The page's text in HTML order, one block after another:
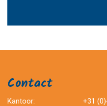
Contact
Kantoor:
+31